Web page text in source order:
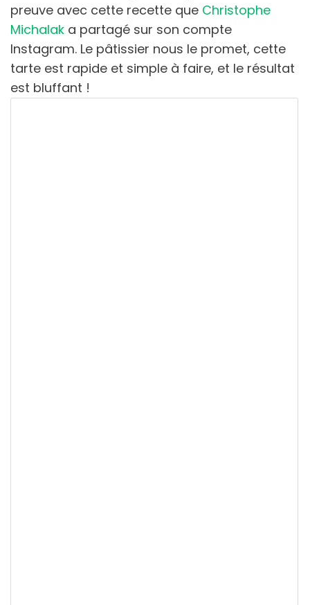
preuve avec cette recette que Christophe
Michalak a partagé sur son compte
Instagram. Le pâtissier nous le promet, cette
tarte est rapide et simple à faire, et le résultat
est bluffant !